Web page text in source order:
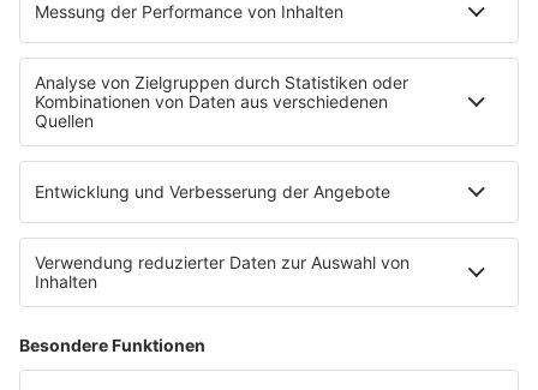
Mit den Waffeln einer Frau
SERVICE
Empfang
barba radio App
Impressum
Datenschutz Facebook & Instagram
Datenschutzeinstellungen
Clubbedingungen
Werbung schalten
Waffel-Werbepartner